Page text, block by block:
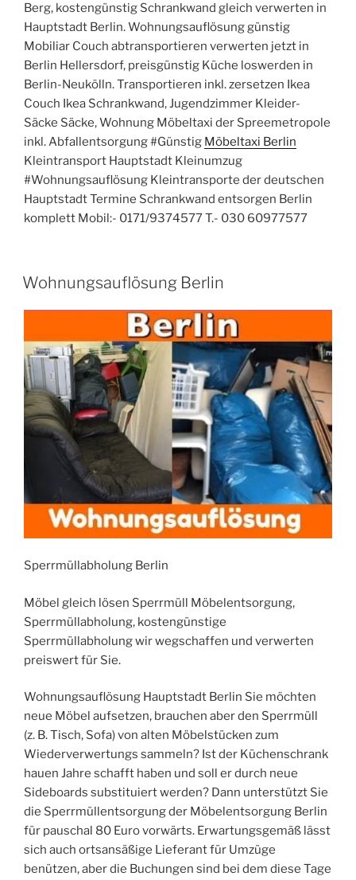
Berg, kostengünstig Schrankwand gleich verwerten in
Hauptstadt Berlin. Wohnungsauflösung günstig
Mobiliar Couch abtransportieren verwerten jetzt in
Berlin Hellersdorf, preisgünstig Küche loswerden in
Berlin-Neukölln. Transportieren inkl. zersetzen Ikea
Couch Ikea Schrankwand, Jugendzimmer Kleider-
Säcke Säcke, Wohnung Möbeltaxi der Spreemetropole
inkl. Abfallentsorgung #Günstig Möbeltaxi Berlin
Kleintransport Hauptstadt Kleinumzug
#Wohnungsauflösung Kleintransporte der deutschen
Hauptstadt Termine Schrankwand entsorgen Berlin
komplett Mobil:- 0171/9374577 T.- 030 60977577
VERÖFFENTLICHT
AM
Wohnungsauflösung Berlin
Sperrmüllabholung Berlin
Möbel gleich lösen Sperrmüll Möbelentsorgung,
Sperrmüllabholung, kostengünstige
Sperrmüllabholung wir wegschaffen und verwerten
preiswert für Sie.
Wohnungsauflösung Hauptstadt Berlin Sie möchten
neue Möbel aufsetzen, brauchen aber den Sperrmüll
(z. B. Tisch, Sofa) von alten Möbelstücken zum
Wiederverwertungs sammeln? Ist der Küchenschrank
hauen Jahre schafft haben und soll er durch neue
Sideboards substituiert werden? Dann unterstützt Sie
die Sperrmüllentsorgung der Möbelentsorgung Berlin
für pauschal 80 Euro vorwärts. Erwartungsgemäß lässt
sich auch ortsansäßige Lieferant für Umzüge
benützen, aber die Buchungen sind bei dem diese Tage